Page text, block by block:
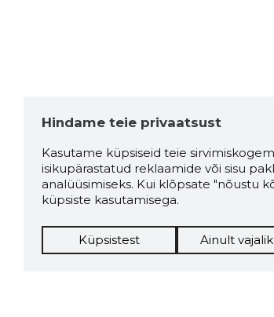
Hindame teie privaatsust
Kasutame küpsiseid teie
isikupärastatud reklaamide või sisu
analüüsimiseks. Kui klõpsate "nõustu
küpsiste kasutamisega.
Küpsistest Ainult